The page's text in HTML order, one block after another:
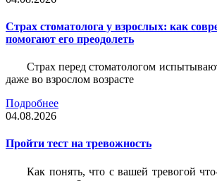
Страх стоматолога у взрослых: как
помогают его преодолеть
Страх перед стоматологом
даже во взрослом возрасте
Подробнее
04.08.2026
Пройти тест на тревожность
Как понять, что с вашей тревогой